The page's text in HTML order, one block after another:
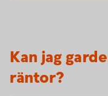
Kan jag
räntor?